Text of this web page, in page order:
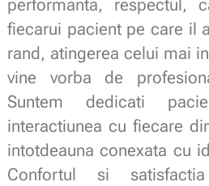
performanta, respectul,
fiecarui pacient pe care il
rand, atingerea celui mai
vine vorba de
Suntem dedicati
interactiunea cu fiecare
intotdeauna conexata cu
Confortul si